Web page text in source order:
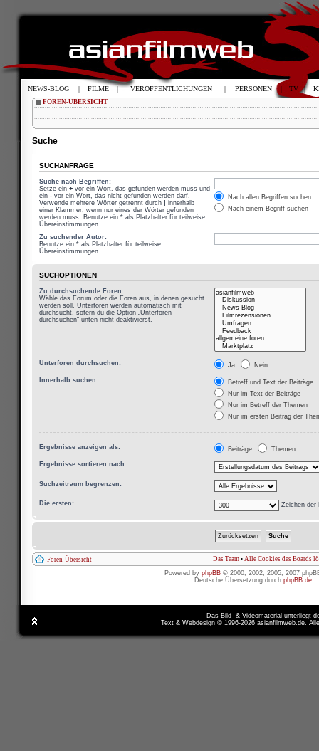
FOREN-ÜBERSICHT
Suche
SUCHANFRAGE
Suche nach Begriffen:
Setze ein + vor ein Wort, das gefunden werden muss und
ein - vor ein Wort, das nicht gefunden werden darf.
Verwende mehrere Wörter getrennt durch
innerhalb
einer Klammer, wenn nur eines der Wörter gefunden
werden muss. Benutze ein * als Platzhalter für teilweise
Übereinstimmungen.
Nach allen Begriffen suchen
Nach einem Begriff suchen
Zu suchender Autor:
Benutze ein * als Platzhalter für teilweise
Übereinstimmungen.
SUCHOPTIONEN
Zu durchsuchende Foren:
Wähle das Forum oder die Foren aus, in denen gesucht
werden soll. Unterforen werden automatisch mit
durchsucht, sofern du die Option „Unterforen
durchsuchen“ unten nicht deaktivierst.
Unterforen durchsuchen: Ja Nein
Innerhalb suchen:
Betreff und Text der Beiträge
Nur im Text der Beiträge
Nur im Betreff der Themen
Nur im ersten Beitrag der
Ergebnisse anzeigen als: Beiträge Themen
Ergebnisse sortieren nach:
Suchzeitraum begrenzen:
Die ersten: Zeichen der
Foren-Übersicht Das Team • Alle Cookies des Boards
Powered by phpBB © 2000, 2002, 2005, 2007
Deutsche Übersetzung durch phpBB.de
Das Bild- & Videomaterial unterliegt
Text & Webdesign © 1996-2026 asianfilmweb.de.
NEWS-BLOG | FILME | VERÖFFENTLICHUNGEN | PERSONEN | TV |